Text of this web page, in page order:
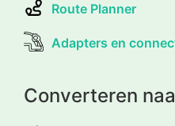
Route Planner
Adapters en
Converteren